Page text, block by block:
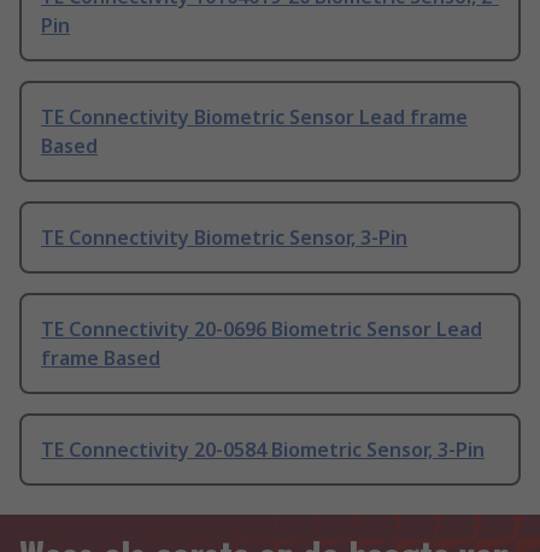
Pin
TE Connectivity Biometric Sensor Lead frame
Based
TE Connectivity Biometric Sensor, 3-Pin
TE Connectivity 20-0696 Biometric Sensor Lead
frame Based
TE Connectivity 20-0584 Biometric Sensor, 3-Pin